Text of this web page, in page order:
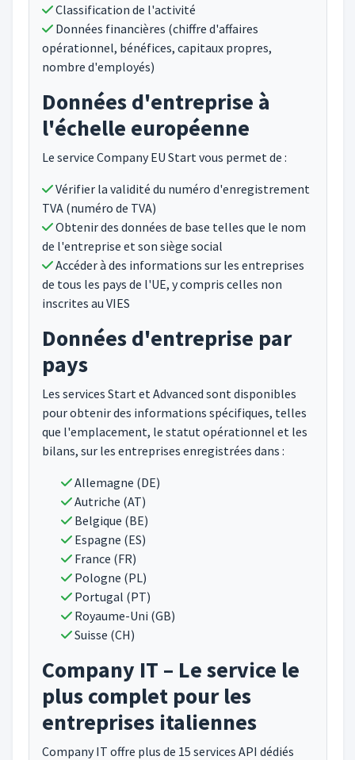
Classification de l'activité
Données financières (chiffre d'affaires
opérationnel, bénéfices, capitaux propres,
nombre d'employés)
Données d'entreprise à
l'échelle européenne
Le service Company EU Start vous permet de :
Vérifier la validité du numéro d'enregistrement
TVA (numéro de TVA)
Obtenir des données de base telles que le nom
de l'entreprise et son siège social
Accéder à des informations sur les entreprises
de tous les pays de l'UE, y compris celles non
inscrites au VIES
Données d'entreprise par
pays
Les services Start et Advanced sont disponibles
pour obtenir des informations spécifiques, telles
que l'emplacement, le statut opérationnel et les
bilans, sur les entreprises enregistrées dans :
Allemagne (DE)
Autriche (AT)
Belgique (BE)
Espagne (ES)
France (FR)
Pologne (PL)
Portugal (PT)
Royaume-Uni (GB)
Suisse (CH)
Company IT – Le service le
plus complet pour les
entreprises italiennes
Company IT offre plus de 15 services API dédiés